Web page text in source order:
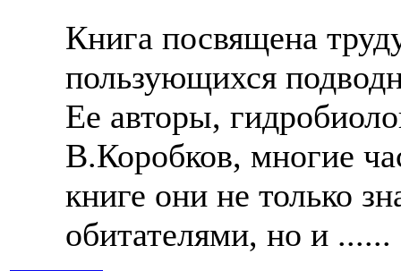
Книга посвящена
пользующихся
Ее авторы,
В.Коробков, многие
книге они не только
обитателями, но и ......